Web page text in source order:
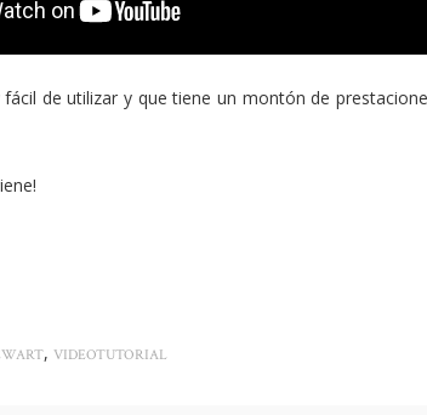
fácil de utilizar y que tiene un montón de
, VIDEOTUTORIAL